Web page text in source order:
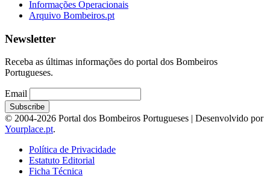
Informações Operacionais
Arquivo Bombeiros.pt
Newsletter
Receba as últimas informações do portal dos Bombeiros
Portugueses.
Email
© 2004-2026 Portal dos Bombeiros Portugueses | Desenvolvido por
Yourplace.pt.
Política de Privacidade
Estatuto Editorial
Ficha Técnica